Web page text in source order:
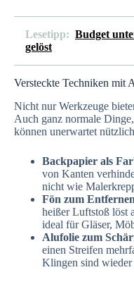
Lesetipp: Budget
gelöst
Versteckte Techniken mit
Nicht nur Werkzeuge
Auch ganz normale
können unerwartet
Backpapier als
von Kanten
nicht wie
Fön zum
heißer Luftstoß löst
ideal für Gläser,
Alufolie zum
einen Streifen
Klingen sind wieder